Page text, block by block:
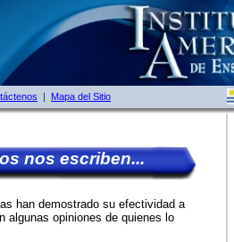
| Mapa del Sitio
nos escriben...
han demostrado su efectividad a
algunas opiniones de quienes lo